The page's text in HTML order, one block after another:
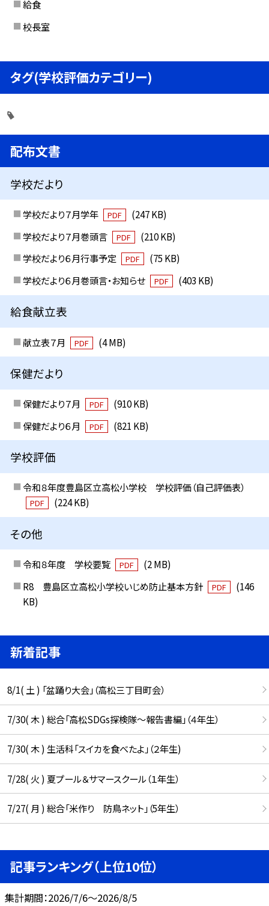
給食
校長室
タグ(学校評価カテゴリー)
配布文書
学校だより
学校だより７月学年 PDF
(247 KB)
学校だより７月巻頭言
PDF
(210 KB)
学校だより６月行事予定
PDF
(75 KB)
学校だより６月巻頭言・お知らせ
PDF (403 KB)
給食献立表
献立表７月 PDF (4 MB)
保健だより
保健だより７月 PDF
(910 KB)
保健だより６月
PDF (821 KB)
学校評価
令和８年度豊島区立高松小学校 学校評価（自己評価表）
PDF (224 KB)
その他
令和８年度 学校要覧 PDF
(2 MB)
R8 豊島区立高松小学校いじめ防止基本方針
PDF
(146
KB)
新着記事
8/1( 土 ) 「盆踊り大会」（高松三丁目町会）
7/30( 木 ) 総合「高松SDGs探検隊〜報告書編」（４年生）
7/30( 木 ) 生活科「スイカを食べたよ」（２年生)
7/28( 火 ) 夏プール＆サマースクール（１年生）
7/27( 月 ) 総合「米作り 防鳥ネット」（5年生）
記事ランキング（上位10位）
集計期間：2026/7/6～2026/8/5